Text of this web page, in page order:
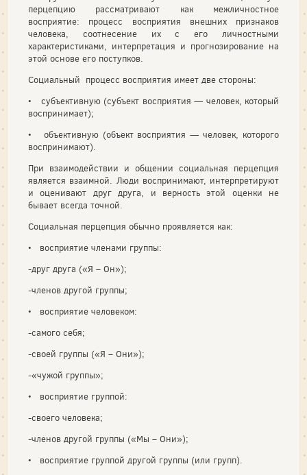
перцепцию рассматривают как межличностное
восприятие: процесс восприятия внешних признаков
человека, соотнесение их с его личностными
характеристиками, интерпретация и прогнозирование на
этой основе его поступков.
Социальный процесс восприятия имеет две стороны:
• субъективную (субъект восприятия — человек, который
воспринимает);
• объективную (объект восприятия — человек, которого
воспринимают).
При взаимодействии и общении социальная перцепция
является взаимной. Люди воспринимают, интерпретируют
и оценивают друг друга, и верность этой оценки не
бывает всегда точной.
Социальная перцепция обычно проявляется как:
• восприятие членами группы:
-друг друга («Я – Он»);
-членов другой группы;
• восприятие человеком:
-самого себя;
-своей группы («Я – Они»);
-«чужой группы»;
• восприятие группой:
-своего человека;
-членов другой группы («Мы – Они»);
• восприятие группой другой группы (или групп).